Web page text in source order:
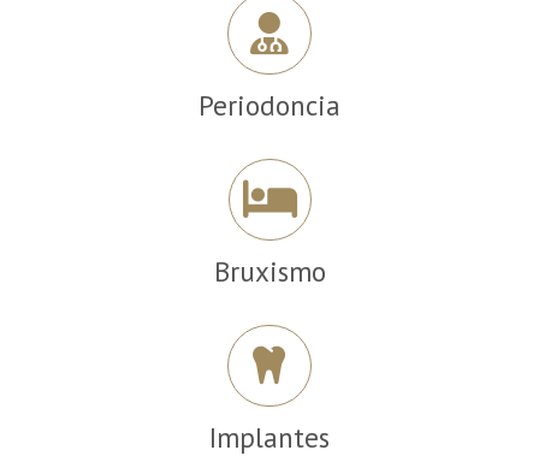
Periodoncia
Bruxismo
Implantes